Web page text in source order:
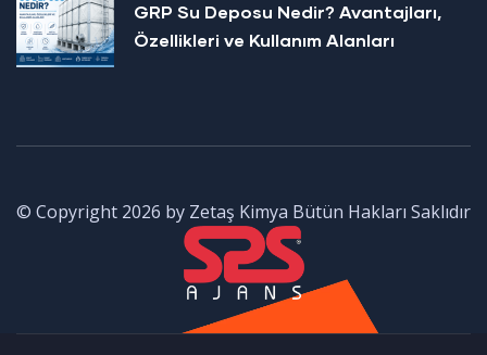
GRP Su Deposu Nedir? Avantajları,
Özellikleri ve Kullanım Alanları
© Copyright 2026 by Zetaş Kimya Bütün Hakları Saklıdır